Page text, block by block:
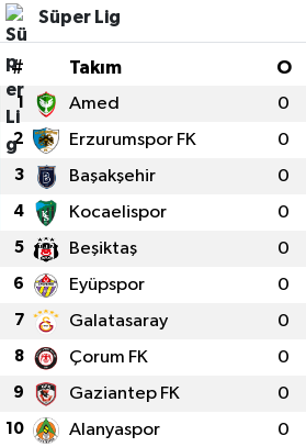
Süper Lig
# Takım O
1 Amed 0
2 Erzurumspor FK 0
3 Başakşehir 0
4 Kocaelispor 0
5 Beşiktaş 0
6 Eyüpspor 0
7 Galatasaray 0
8 Çorum FK 0
9 Gaziantep FK 0
10 Alanyaspor 0